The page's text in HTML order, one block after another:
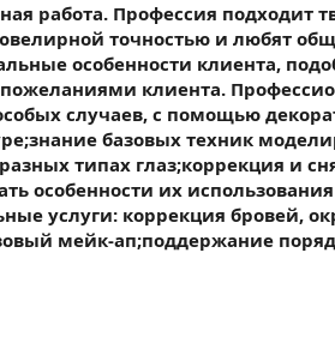
работа. Профессия
точностью и любят
особенности клиента,
клиента.
случаев, с помощью
базовых техник
типах глаз;коррекция и
особенности их
услуги: коррекция бровей,
мейк-ап;поддержание